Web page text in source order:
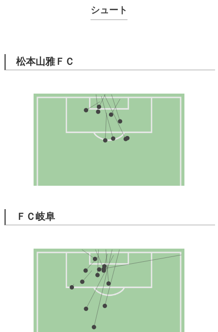
シュート
松本山雅ＦＣ
ＦＣ岐阜